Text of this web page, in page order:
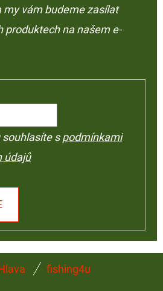
my vám budeme zasílat
produktech na našem e-
souhlasíte spodmínkami
údajů
fishing4u